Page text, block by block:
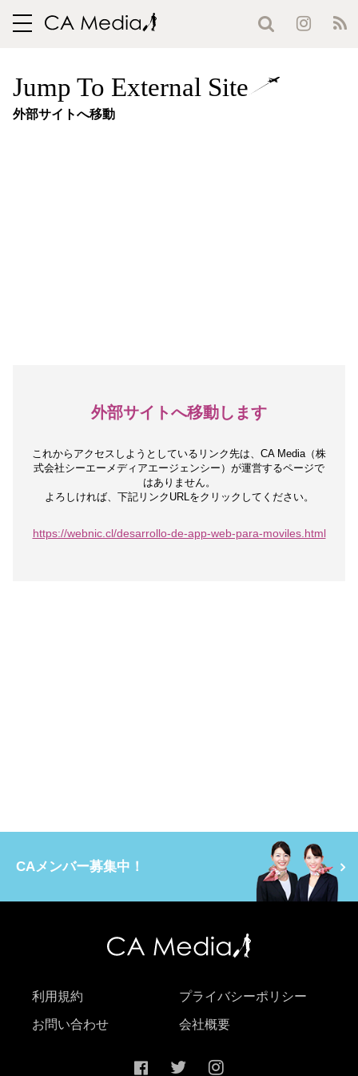
toggle
Jump To External Site
外部サイトへ移動
外部サイトへ移動します
これからアクセスしようとしているリンク先は、 CA Media（株
式会社シーエーメディアエージェンシー）が運営するページで
はありません。
よろしければ、下記リンクURLをクリックしてください。
https://webnic.cl/desarrollo-de-app-web-para-moviles.html
CAメンバー募集中！
利用規約 プライバシーポリシー
お問い合わせ 会社概要